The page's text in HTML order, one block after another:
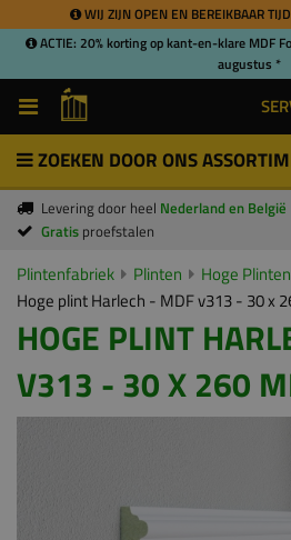
WIJ ZIJN OPEN EN BEREIKBAAR
ACTIE: 20% korting op kant-en-klare MDF
augustus *
ZOEKEN DOOR ONS
Levering door heel Nederland en België
Gratis proefstalen
Plintenfabriek Plinten Hoge Plinten
Hoge plint Harlech - MDF v313 - 30 x
HOGE PLINT
V313 - 30 X 260